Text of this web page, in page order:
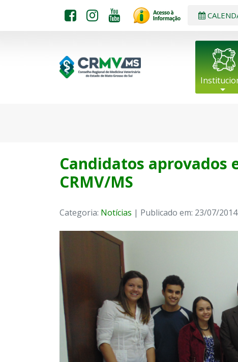
Candidatos aprovados
CRMV/MS
Categoria: Notícias | Publicado em: 23/07/2014